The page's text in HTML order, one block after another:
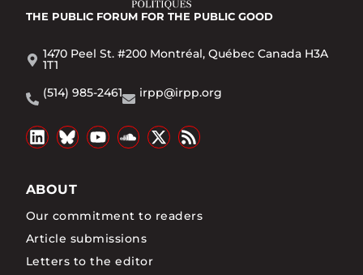
THE PUBLIC FORUM FOR THE PUBLIC GOOD
1470 Peel St. #200 Montréal, Québec Canada H3A
1T1
(514) 985-2461
irpp@irpp.org
ABOUT
Our commitment to readers
Article submissions
Letters to the editor